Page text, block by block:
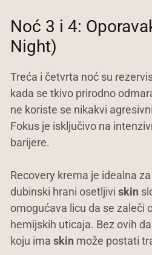
Noć 3 i 4:
Night)
Treća i četvrta noć su
kada se tkivo prirodno
ne koriste se nikakvi
Fokus je isključivo na
barijere.
Recovery krema je idealna
dubinski hrani osetljivi skin
omogućava licu da se zaleči
hemijskih uticaja. Bez ovih
koju ima skin može postati